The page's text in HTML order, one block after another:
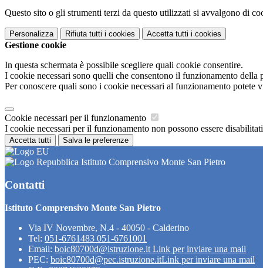
Questo sito o gli strumenti terzi da questo utilizzati si avvalgono di
Personalizza Rifiuta tutti i cookies Accetta tutti i cookies
Gestione cookie
In questa schermata è possibile scegliere quali cookie consentire.
I cookie necessari sono quelli che consentono il funzionamento
Per conoscere quali sono i cookie necessari al funzionamento potete
Cookie necessari per il funzionamento
I cookie necessari per il funzionamento non possono essere
Accetta tutti Salva le preferenze
Istituto Comprensivo Monte San Pietro
Contatti
Istituto Comprensivo Monte San Pietro
Via IV Novembre, N.4 - 40050 - Calderino
Tel: 051-6761483 051-6761001
Email: boic80700d@istruzione.it Link per inviare una mail
PEC: boic80700d@pec.istruzione.itLink per inviare una mail